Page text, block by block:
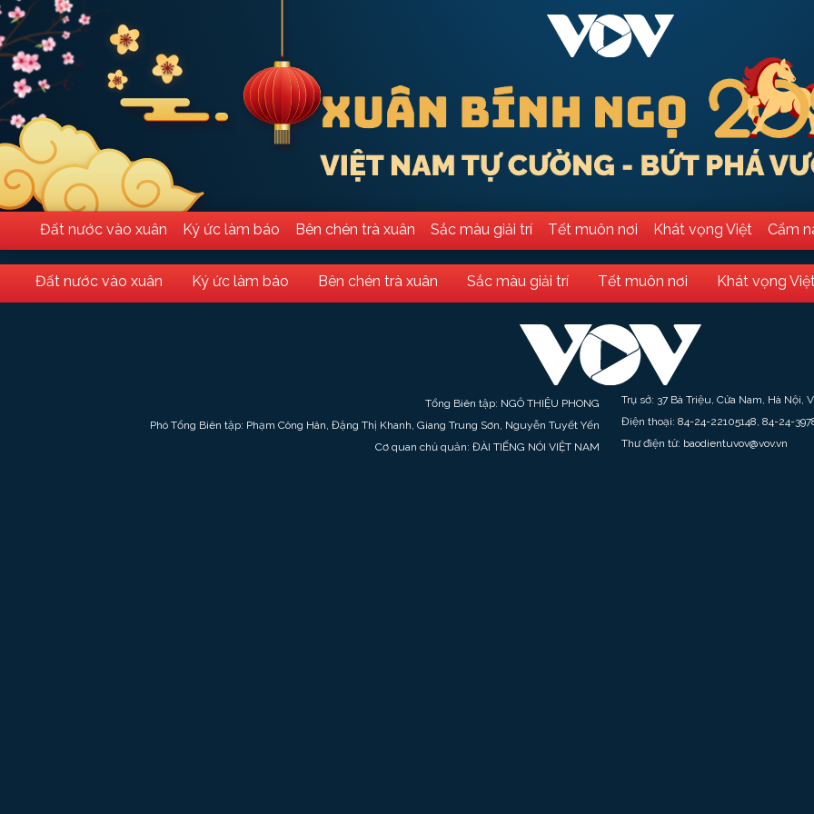
Đất nước vào xuân Ký ức làm báo Bên chén trà xuân Sắc màu giải trí Tết muôn nơi Khát vọng Việt Cẩm
Đất nước vào xuân Ký ức làm báo Bên chén trà xuân Sắc màu giải trí Tết muôn nơi Khát vọng
Tổng Biên tập: NGÔ THIỆU PHONG
Phó Tổng Biên tập: Phạm Công Hân, Đặng Thị Khanh, Giang Trung Sơn, Nguyễn Tuyết Yến
Cơ quan chủ quản: ĐÀI TIẾNG NÓI VIỆT NAM
Trụ sở: 37 Bà Triệu, Cửa Nam, Hà Nội,
Điện thoại: 84-24-22105148, 84-24-
Thư điện tử: baodientuvov@vov.vn